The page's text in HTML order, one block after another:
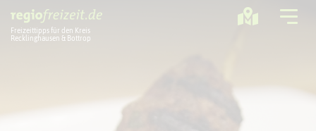
Freizeittipps für den Kreis
Recklinghausen & Bottrop
Sport + Bewegung